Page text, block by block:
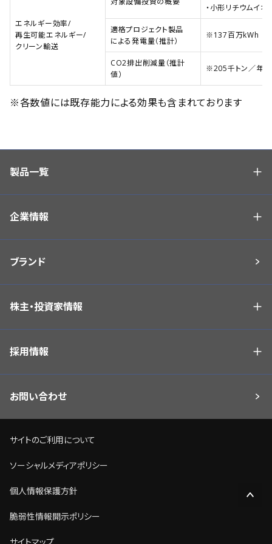
エネルギー効率/
再生可能エネルギー/
クリーン輸送
・小形リチウムイ
適格プロジェクト製品
による発電量（推計）
※137百万kWh
CO2排出削減量（推計
値）
※205千トン／年
※各数値には既存能力による効果も含まれております
製品一覧
企業情報
ブランド
株主・投資家情報
採用情報
お問い合わせ
サイトのご利用について
ソーシャルメディアポリシー
個人情報保護方針
脆弱性情報開示ポリシー